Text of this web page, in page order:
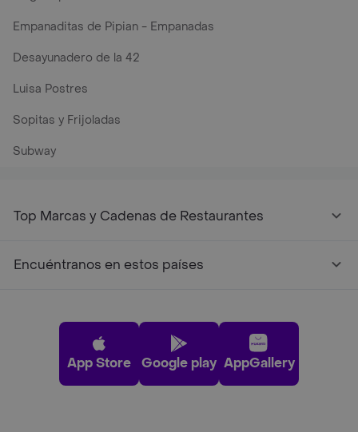
Empanaditas de Pipian - Empanadas
Desayunadero de la 42
Luisa Postres
Sopitas y Frijoladas
Subway
Top Marcas y Cadenas de Restaurantes
Encuéntranos en estos países
App Store Google play AppGallery